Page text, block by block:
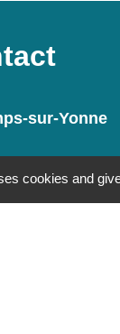
sur-Yonne
cookies and